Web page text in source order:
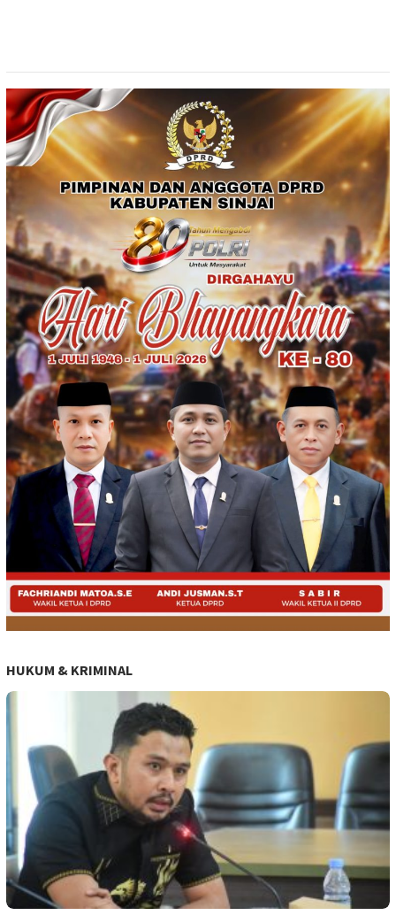
HUKUM & KRIMINAL